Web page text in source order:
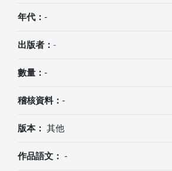
年代： -
出版者： -
數量： -
稽核資料： -
版本： 其他
作品語文： -